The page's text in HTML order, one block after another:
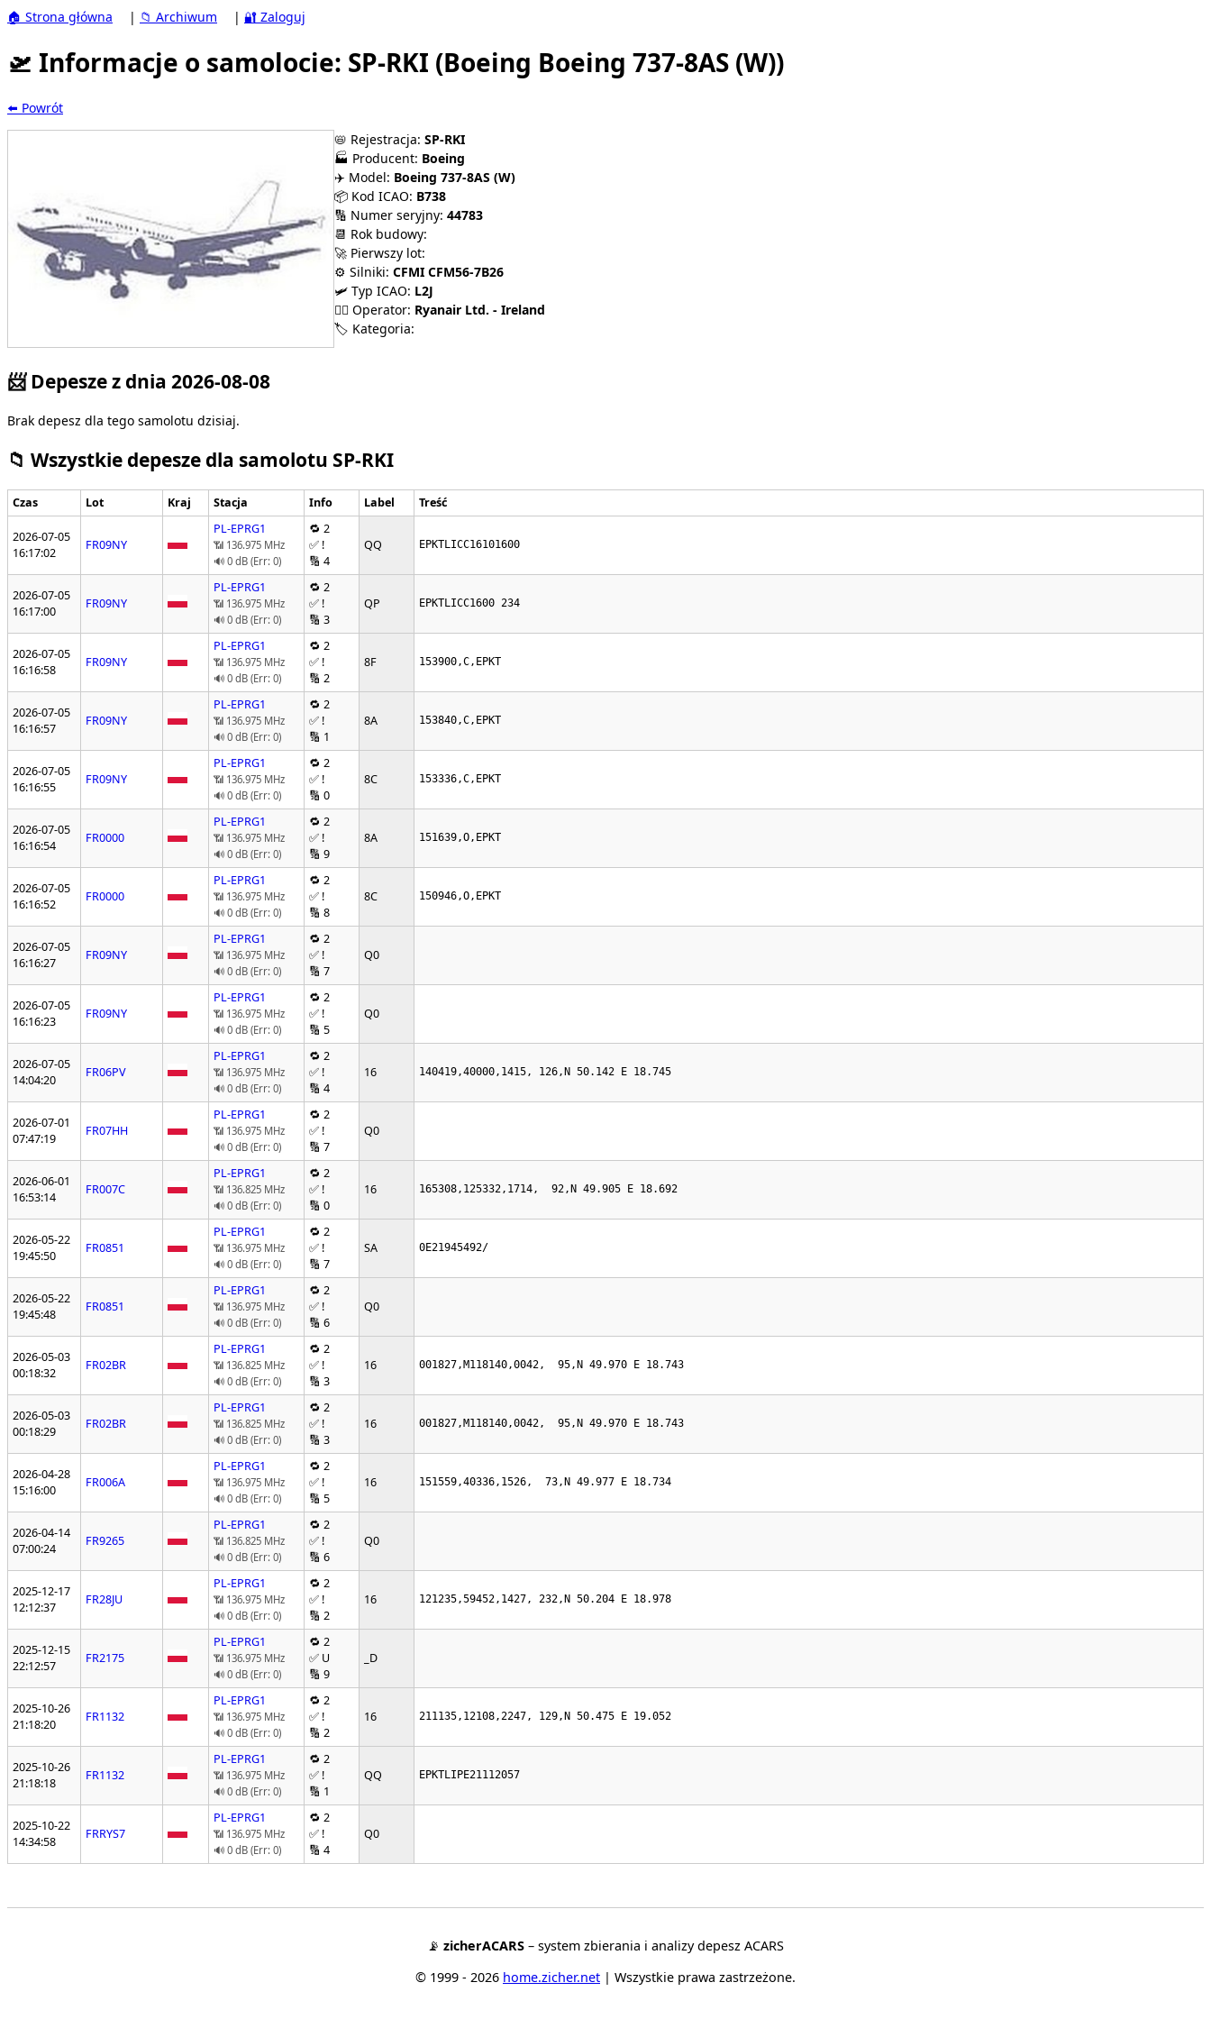
🏠 Strona główna | 📁 Archiwum | 🔐 Zaloguj
🛫 Informacje o samolocie: SP-RKI (Boeing Boeing 737-8AS (W))
⬅️ Powrót
📛 Rejestracja: SP-RKI
🏭 Producent: Boeing
✈️ Model: Boeing 737-8AS (W)
📦 Kod ICAO: B738
🔢 Numer seryjny: 44783
📆 Rok budowy:
🚀 Pierwszy lot:
⚙️ Silniki: CFMI CFM56-7B26
🛩️ Typ ICAO: L2J
👨‍✈️ Operator: Ryanair Ltd. - Ireland
🏷️ Kategoria:
📨 Depesze z dnia 2026-08-08
Brak depesz dla tego samolotu dzisiaj.
📁 Wszystkie depesze dla samolotu SP-RKI
Czas Lot Kraj Stacja Info Label Treść
2026-07-05
16:17:02
FR09NY
PL-EPRG1
📶 136.975 MHz
🔊 0 dB (Err: 0)
🔁 2
✅ !
🔢 4
QQ EPKTLICC16101600
2026-07-05
16:17:00
FR09NY
PL-EPRG1
📶 136.975 MHz
🔊 0 dB (Err: 0)
🔁 2
✅ !
🔢 3
QP EPKTLICC1600 234
2026-07-05
16:16:58
FR09NY
PL-EPRG1
📶 136.975 MHz
🔊 0 dB (Err: 0)
🔁 2
✅ !
🔢 2
8F 153900,C,EPKT
2026-07-05
16:16:57
FR09NY
PL-EPRG1
📶 136.975 MHz
🔊 0 dB (Err: 0)
🔁 2
✅ !
🔢 1
8A 153840,C,EPKT
2026-07-05
16:16:55
FR09NY
PL-EPRG1
📶 136.975 MHz
🔊 0 dB (Err: 0)
🔁 2
✅ !
🔢 0
8C 153336,C,EPKT
2026-07-05
16:16:54
FR0000
PL-EPRG1
📶 136.975 MHz
🔊 0 dB (Err: 0)
🔁 2
✅ !
🔢 9
8A 151639,O,EPKT
2026-07-05
16:16:52
FR0000
PL-EPRG1
📶 136.975 MHz
🔊 0 dB (Err: 0)
🔁 2
✅ !
🔢 8
8C 150946,O,EPKT
2026-07-05
16:16:27
FR09NY
PL-EPRG1
📶 136.975 MHz
🔊 0 dB (Err: 0)
🔁 2
✅ !
🔢 7
Q0
2026-07-05
16:16:23
FR09NY
PL-EPRG1
📶 136.975 MHz
🔊 0 dB (Err: 0)
🔁 2
✅ !
🔢 5
Q0
2026-07-05
14:04:20
FR06PV
PL-EPRG1
📶 136.975 MHz
🔊 0 dB (Err: 0)
🔁 2
✅ !
🔢 4
16 140419,40000,1415, 126,N 50.142 E 18.745
2026-07-01
07:47:19
FR07HH
PL-EPRG1
📶 136.975 MHz
🔊 0 dB (Err: 0)
🔁 2
✅ !
🔢 7
Q0
2026-06-01
16:53:14
FR007C
PL-EPRG1
📶 136.825 MHz
🔊 0 dB (Err: 0)
🔁 2
✅ !
🔢 0
16 165308,125332,1714,  92,N 49.905 E 18.692
2026-05-22
19:45:50
FR0851
PL-EPRG1
📶 136.975 MHz
🔊 0 dB (Err: 0)
🔁 2
✅ !
🔢 7
SA 0E21945492/
2026-05-22
19:45:48
FR0851
PL-EPRG1
📶 136.975 MHz
🔊 0 dB (Err: 0)
🔁 2
✅ !
🔢 6
Q0
2026-05-03
00:18:32
FR02BR
PL-EPRG1
📶 136.825 MHz
🔊 0 dB (Err: 0)
🔁 2
✅ !
🔢 3
16 001827,M118140,0042,  95,N 49.970 E 18.743
2026-05-03
00:18:29
FR02BR
PL-EPRG1
📶 136.825 MHz
🔊 0 dB (Err: 0)
🔁 2
✅ !
🔢 3
16 001827,M118140,0042,  95,N 49.970 E 18.743
2026-04-28
15:16:00
FR006A
PL-EPRG1
📶 136.975 MHz
🔊 0 dB (Err: 0)
🔁 2
✅ !
🔢 5
16 151559,40336,1526,  73,N 49.977 E 18.734
2026-04-14
07:00:24
FR9265
PL-EPRG1
📶 136.825 MHz
🔊 0 dB (Err: 0)
🔁 2
✅ !
🔢 6
Q0
2025-12-17
12:12:37
FR28JU
PL-EPRG1
📶 136.975 MHz
🔊 0 dB (Err: 0)
🔁 2
✅ !
🔢 2
16 121235,59452,1427, 232,N 50.204 E 18.978
2025-12-15
22:12:57
FR2175
PL-EPRG1
📶 136.975 MHz
🔊 0 dB (Err: 0)
🔁 2
✅ U
🔢 9
_D
2025-10-26
21:18:20
FR1132
PL-EPRG1
📶 136.975 MHz
🔊 0 dB (Err: 0)
🔁 2
✅ !
🔢 2
16 211135,12108,2247, 129,N 50.475 E 19.052
2025-10-26
21:18:18
FR1132
PL-EPRG1
📶 136.975 MHz
🔊 0 dB (Err: 0)
🔁 2
✅ !
🔢 1
QQ EPKTLIPE21112057
2025-10-22
14:34:58
FRRYS7
PL-EPRG1
📶 136.975 MHz
🔊 0 dB (Err: 0)
🔁 2
✅ !
🔢 4
Q0
📡 zicherACARS – system zbierania i analizy depesz ACARS
© 1999 - 2026 home.zicher.net | Wszystkie prawa zastrzeżone.